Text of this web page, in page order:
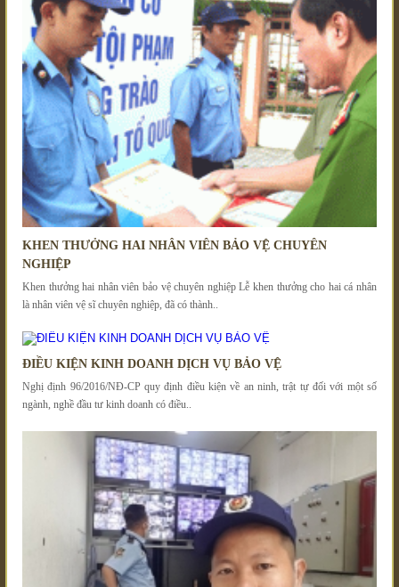
KHEN THƯỞNG HAI NHÂN VIÊN BẢO VỆ CHUYÊN
NGHIỆP
Khen thưởng hai nhân viên bảo vệ chuyên nghiệp Lễ khen thưởng cho hai cá nhân
là nhân viên vệ sĩ chuyên nghiệp, đã có thành..
ĐIỀU KIỆN KINH DOANH DỊCH VỤ BẢO VỆ
Nghị định 96/2016/NĐ-CP quy định điều kiện về an ninh, trật tự đối với một số
ngành, nghề đầu tư kinh doanh có điều..